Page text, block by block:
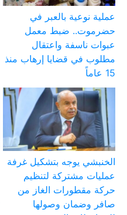
عملية نوعية بالعبر في
حضرموت.. ضبط معمل
عبوات ناسفة واعتقال
مطلوب في قضايا إرهاب منذ
15 عاماً
الخنبشي يوجه بتشكيل غرفة
عمليات مشتركة لتنظيم
حركة مقطورات الغاز من
صافر وضمان وصولها